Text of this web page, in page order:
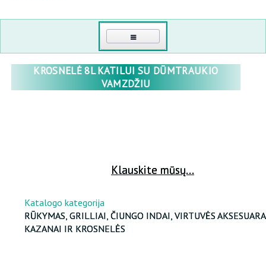
KROSNELĖ 8L KATILUI SU DŪMTRAUKIO
VAMZDŽIU
PAGRINDINIS
ATKURTI SLAPTAŽODĮ
DIDMENINĖ PREKYBA
APIE MUS
POLIKARBONATAS
PLĖVINIAI ŠILTNAMIAI
RŪKYKLOS, GRILLAI, ČAVUNO INDAI, KATILAI, VIRTUVĖS PRIEDAI
SPORTUI, TURIZMUI, POILSIO
Klauskite mūsų...
Katalogo kategorija
RŪKYMAS, GRILLIAI, ČIUNGO INDAI, VIRTUVĖS
KAZANAI IR KROSNELĖS